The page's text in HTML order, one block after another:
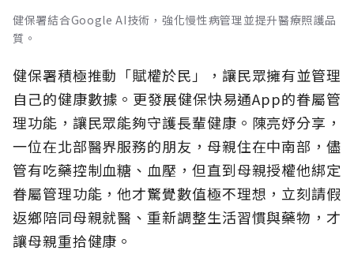
健保署結合Google AI技術，強化慢性病管理並提升醫療照護品
質。
健保署積極推動「賦權於民」，讓民眾擁有並管理
自己的健康數據。更發展健保快易通App的眷屬管
理功能，讓民眾能夠守護長輩健康。陳亮妤分享，
一位在北部醫界服務的朋友，母親住在中南部，儘
管有吃藥控制血糖、血壓，但直到母親授權他綁定
眷屬管理功能，他才驚覺數值極不理想，立刻請假
返鄉陪同母親就醫、重新調整生活習慣與藥物，才
讓母親重拾健康。